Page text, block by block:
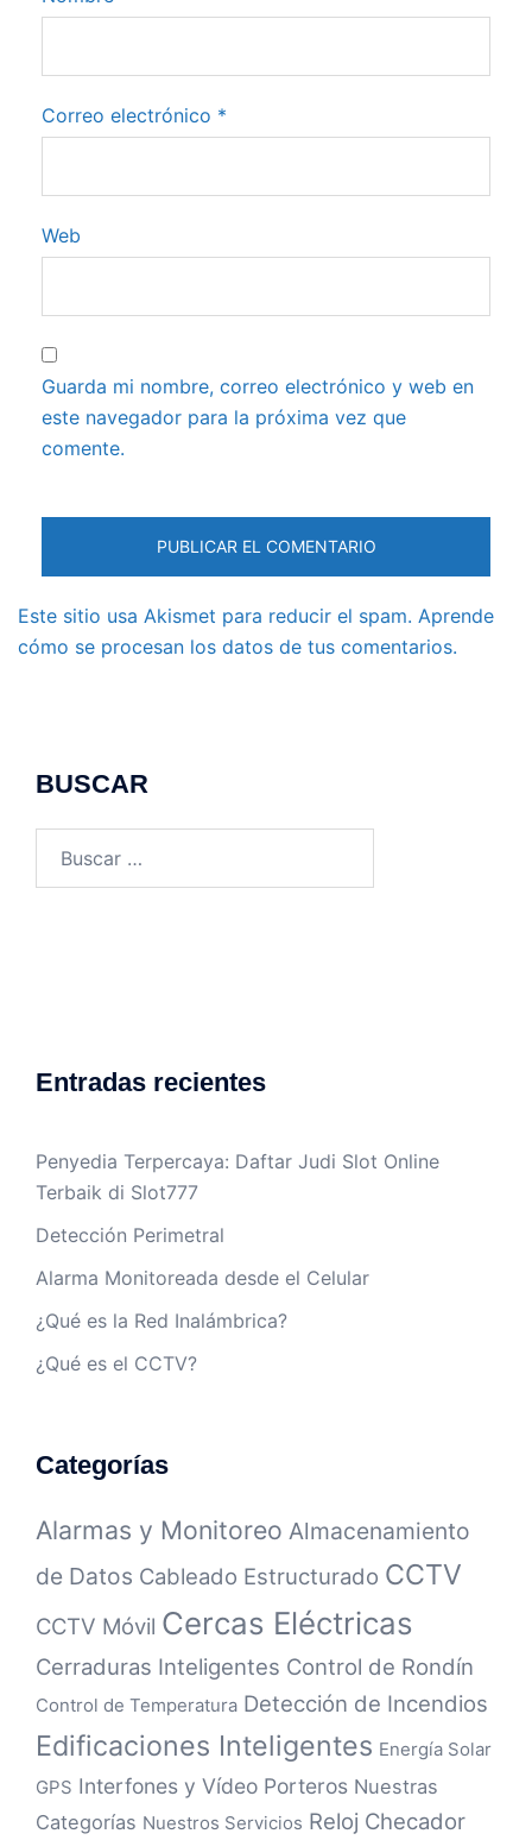
Correo electrónico *
Web
Guarda mi nombre, correo electrónico y web en
este navegador para la próxima vez que
comente.
Este sitio usa Akismet para reducir el spam. Aprende
cómo se procesan los datos de tus comentarios.
BUSCAR
Entradas recientes
Penyedia Terpercaya: Daftar Judi Slot Online
Terbaik di Slot777
Detección Perimetral
Alarma Monitoreada desde el Celular
¿Qué es la Red Inalámbrica?
¿Qué es el CCTV?
Categorías
Alarmas y Monitoreo Almacenamiento
de Datos Cableado Estructurado CCTV
CCTV Móvil Cercas Eléctricas
Cerraduras Inteligentes Control de Rondín
Control de Temperatura Detección de Incendios
Edificaciones Inteligentes Energía Solar
GPS Interfones y Vídeo Porteros Nuestras
Categorías Nuestros Servicios Reloj Checador